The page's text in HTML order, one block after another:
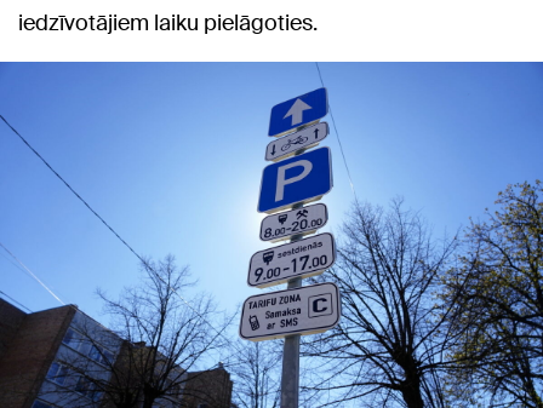
iedzīvotājiem laiku pielāgoties.